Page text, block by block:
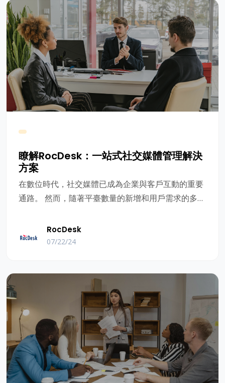
瞭解RocDesk：一站式社交媒體管理解決
方案
在數位時代，社交媒體已成為企業與客戶互動的重要
通路。 然而，隨著平臺數量的新增和用戶需求的多樣
個社交媒體帳戶，保持與客戶的互動，並保持行銷效
果，已成為許多B2B外貿公司面臨的主要挑戰。
RocDesk
07/22/24